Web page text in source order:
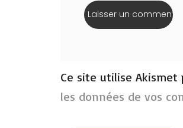
Ce site utilise Akismet
les données de vos